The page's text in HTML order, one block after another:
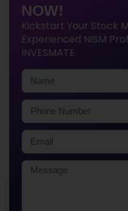
NOW!
Kickstart Your Stock
Experienced NISM
INVESMATE